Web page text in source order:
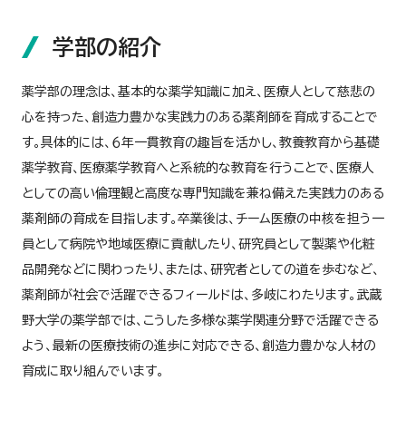
学部の紹介
薬学部の理念は、基本的な薬学知識に加え、医療人として慈悲の
心を持った、創造力豊かな実践力のある薬剤師を育成することで
す。具体的には、６年一貫教育の趣旨を活かし、教養教育から基礎
薬学教育、医療薬学教育へと系統的な教育を行うことで、医療人
としての高い倫理観と高度な専門知識を兼ね備えた実践力のある
薬剤師の育成を目指します。卒業後は、チーム医療の中核を担う一
員として病院や地域医療に貢献したり、研究員として製薬や化粧
品開発などに関わったり、または、研究者としての道を歩むなど、
薬剤師が社会で活躍できるフィールドは、多岐にわたります。武蔵
野大学の薬学部では、こうした多様な薬学関連分野で活躍できる
よう、最新の医療技術の進歩に対応できる、創造力豊かな人材の
育成に取り組んでいます。